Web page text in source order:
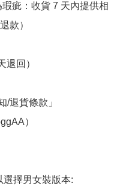
疵：收貨 7 天內提供相
款）
退回）
/退貨條款」
）
擇男女裝版本: